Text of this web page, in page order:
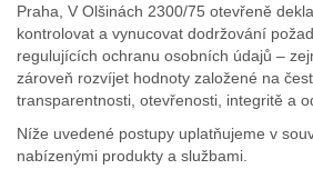
Praha, V Olšinách 2300/75 otevřeně
kontrolovat a vynucovat dodržování
regulujících ochranu osobních údajů –
zároveň rozvíjet hodnoty založené na
transparentnosti, otevřenosti, integritě a
Níže uvedené postupy uplatňujeme v
nabízenými produkty a službami.